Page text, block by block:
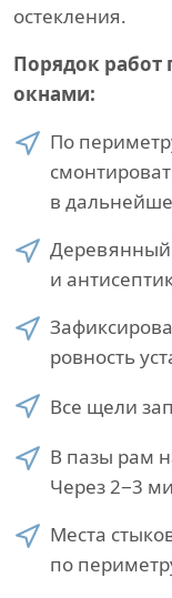
остекления.
Порядок работ
окнами:
По
в
Деревянный
и
ровность
Все щели
В пазы рам
Через 2−3
Места
по